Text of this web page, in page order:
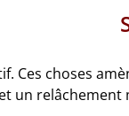
Ces choses
et un relâchement